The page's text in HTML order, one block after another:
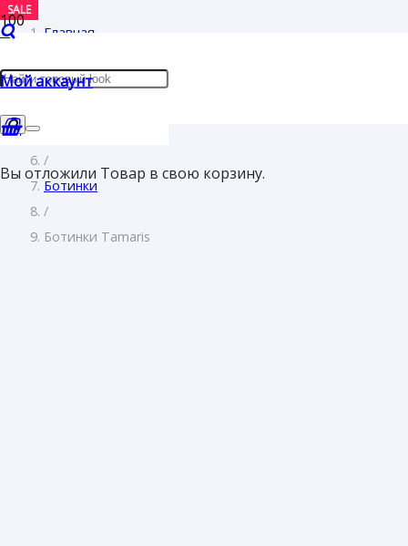
Мой аккаунт
Вы отложили Товар в свою корзину.
Главная
Женщинам
/
Ботинки
/
Ботинки Tamaris
SALE
SALE
SALE